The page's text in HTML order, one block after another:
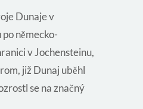
Dunaje v
německo-
v Jochensteinu,
již Dunaj uběhl
se na značný